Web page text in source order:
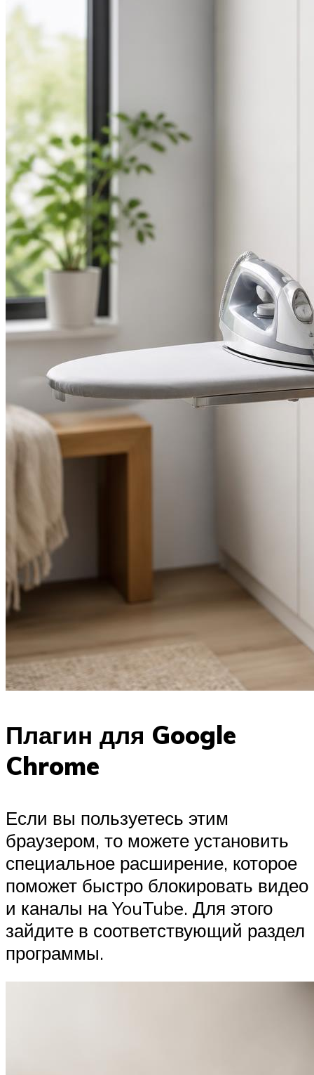
Плагин для Google
Chrome
Если вы пользуетесь этим
браузером, то можете установить
специальное расширение, которое
поможет быстро блокировать видео
и каналы на YouTube. Для этого
зайдите в соответствующий раздел
программы.